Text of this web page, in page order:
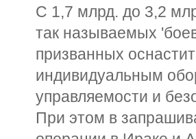
С 1,7 млрд. до 3,2
так называемых
призванных
индивидуальным
управляемости и
При этом в